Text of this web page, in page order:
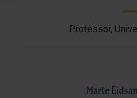
Professor,
Marte